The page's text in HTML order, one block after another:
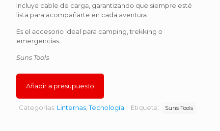
Incluye cable de carga, garantizando que siempre esté
lista para acompañarte en cada aventura.
Es el accesorio ideal para camping, trekking o
emergencias.
Suns Tools
Añadir a presupuesto
Categorías: Linternas ,Tecnología Etiqueta: Suns Tools